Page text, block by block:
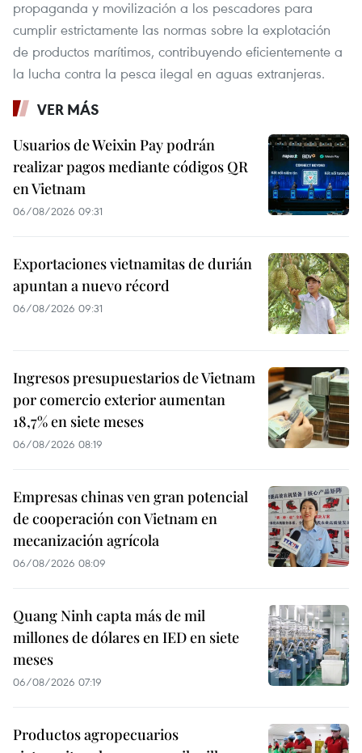
propaganda y movilización a los pescadores para
cumplir estrictamente las normas sobre la explotación
de productos marítimos, contribuyendo eficientemente a
la lucha contra la pesca ilegal en aguas extranjeras.
VER MÁS
Usuarios de Weixin Pay podrán
realizar pagos mediante códigos QR
en Vietnam
06/08/2026 09:31
Exportaciones vietnamitas de durián
apuntan a nuevo récord
06/08/2026 09:31
Ingresos presupuestarios de Vietnam
por comercio exterior aumentan
18,7% en siete meses
06/08/2026 08:19
Empresas chinas ven gran potencial
de cooperación con Vietnam en
mecanización agrícola
06/08/2026 08:09
Quang Ninh capta más de mil
millones de dólares en IED en siete
meses
06/08/2026 07:19
Productos agropecuarios